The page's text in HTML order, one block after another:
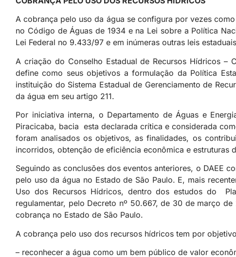
A cobrança pelo uso da água se configura por vezes
no Código de Águas de 1934 e na Lei sobre a Política
Lei Federal no 9.433/97 e em inúmeras outras leis
A criação do Conselho Estadual de Recursos Hídricos –
define como seus objetivos a formulação da Política
instituição do Sistema Estadual de Gerenciamento de
da água em seu artigo 211.
Por iniciativa interna, o Departamento de Águas e
Piracicaba, bacia esta declarada crítica e considerada
foram analisados os objetivos, as finalidades, os
incorridos, obtenção de eficiência econômica e estruturas
Seguindo as conclusões dos eventos anteriores, o DAEE
pelo uso da água no Estado de São Paulo. E, mais
Uso dos Recursos Hídricos, dentro dos estudos do
regulamentar, pelo Decreto nº 50.667, de 30 de março
cobrança no Estado de São Paulo.
A cobrança pelo uso dos recursos hídricos tem por
– reconhecer a água como um bem público de valor